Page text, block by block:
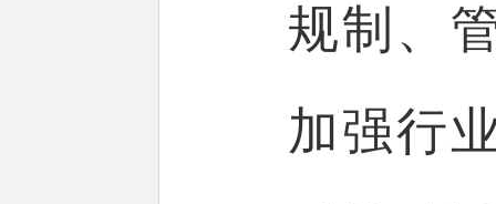
规制、
加强行